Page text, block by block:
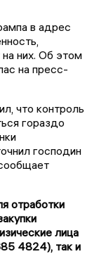
в адрес
них. Об этом
на пресс-
что контроль
гораздо
господин
отработки
лица
4824), так и